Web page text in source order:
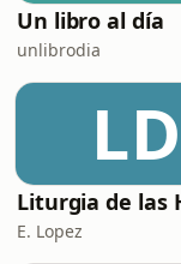
Un libro al día
unlibrodia
LD
E. Lopez